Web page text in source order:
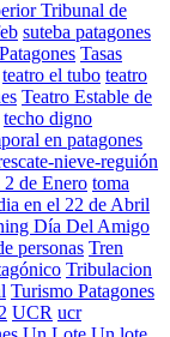
Tribunal de
suteba patagones
Tasas
teatro el tubo teatro
Teatro Estable de
techo digno
en patagones
nieve-reguión
2 de Enero toma
en el 22 de Abril
Día Del Amigo
personas Tren
Tribulacion
Turismo Patagones
UCR ucr